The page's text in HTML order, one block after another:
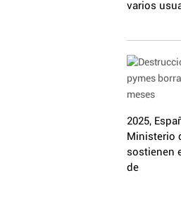
varios
2025,
Ministerio
sostienen
de